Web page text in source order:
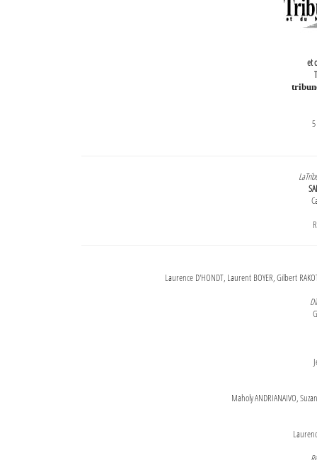
et
Laurence D'HONDT, Laurent BOYER, Gilbert
Maholy ANDRIANAIVO,